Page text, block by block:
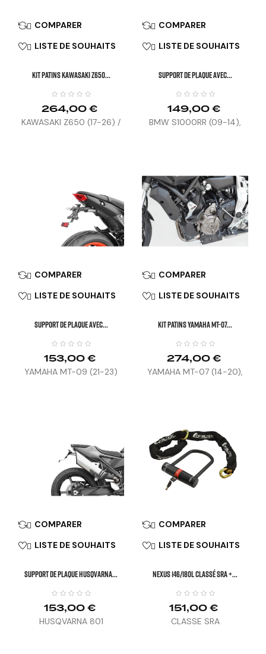
 COMPARER
 LISTE DE SOUHAITS
KIT PATINS KAWASAKI Z650...
264,00 €
KAWASAKI Z650 (17-26) /
 COMPARER
 LISTE DE SOUHAITS
SUPPORT DE PLAQUE AVEC...
149,00 €
BMW S1000RR (09-14),
 COMPARER
 LISTE DE SOUHAITS
SUPPORT DE PLAQUE AVEC...
153,00 €
YAMAHA MT-09 (21-23)
 COMPARER
 LISTE DE SOUHAITS
KIT PATINS YAMAHA MT-07...
274,00 €
YAMAHA MT-07 (14-20),
 COMPARER
 LISTE DE SOUHAITS
SUPPORT DE PLAQUE HUSQVARNA...
153,00 €
HUSQVARNA 801
 COMPARER
 LISTE DE SOUHAITS
NEXUS 146/180L Classé SRA +...
151,00 €
CLASSE SRA